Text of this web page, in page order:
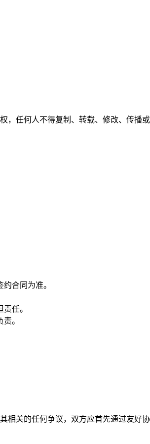
任何人不得复制、转载、修改、传播
合同为准。
任。
。
关的任何争议，双方应首先通过友好